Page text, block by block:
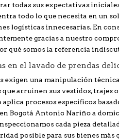
todas sus expectativas
todo lo que necesita en un
logísticas innecesarias. En
gracias a nuestro
qué somos la referencia
en el lavado de prendas
exigen una manipulación
arruinen sus vestidos, trajes
aplica procesos específicos
Bogotá Antonio Nariño a
cada pieza
posible para sus bienes